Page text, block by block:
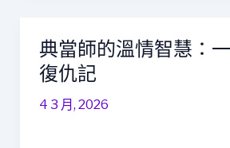
網
中
的
溫
典當師的溫情智慧：
復仇記
4 3 月, 2026
典
當
師
的